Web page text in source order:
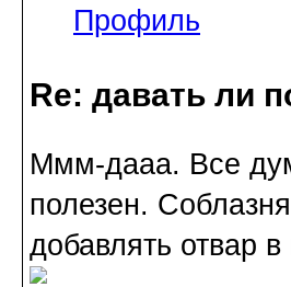
Профиль
Re: давать ли
Ммм-дааа. Все
полезен.
добавлять отвар